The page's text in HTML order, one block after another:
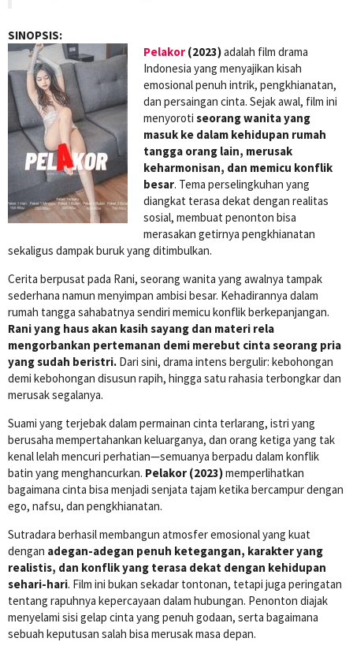
SINOPSIS:
Pelakor (2023)adalah film drama
Indonesia yang menyajikan kisah
emosional penuh intrik, pengkhianatan,
dan persaingan cinta. Sejak awal, film ini
menyoroti seorang wanita yang
masuk ke dalam kehidupan rumah
tangga orang lain, merusak
keharmonisan, dan memicu konflik
besar. Tema perselingkuhan yang
diangkat terasa dekat dengan realitas
sosial, membuat penonton bisa
merasakan getirnya pengkhianatan
sekaligus dampak buruk yang ditimbulkan.
Cerita berpusat pada Rani, seorang wanita yang awalnya tampak
sederhana namun menyimpan ambisi besar. Kehadirannya dalam
rumah tangga sahabatnya sendiri memicu konflik berkepanjangan.
Rani yang haus akan kasih sayang dan materi rela
mengorbankan pertemanan demi merebut cinta seorang pria
yang sudah beristri. Dari sini, drama intens bergulir: kebohongan
demi kebohongan disusun rapih, hingga satu rahasia terbongkar dan
merusak segalanya.
Suami yang terjebak dalam permainan cinta terlarang, istri yang
berusaha mempertahankan keluarganya, dan orang ketiga yang tak
kenal lelah mencuri perhatian—semuanya berpadu dalam konflik
batin yang menghancurkan. Pelakor (2023)memperlihatkan
bagaimana cinta bisa menjadi senjata tajam ketika bercampur dengan
ego, nafsu, dan pengkhianatan.
Sutradara berhasil membangun atmosfer emosional yang kuat
dengan adegan-adegan penuh ketegangan, karakter yang
realistis, dan konflik yang terasa dekat dengan kehidupan
sehari-hari. Film ini bukan sekadar tontonan, tetapi juga peringatan
tentang rapuhnya kepercayaan dalam hubungan. Penonton diajak
menyelami sisi gelap cinta yang penuh godaan, serta bagaimana
sebuah keputusan salah bisa merusak masa depan.